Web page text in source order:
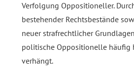
Verfolgung Oppositioneller.
bestehender Rechtsbestände
neuer strafrechtlicher
politische Oppositionelle häufig
verhängt.